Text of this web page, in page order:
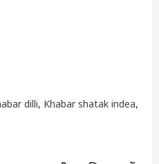
dilli, Khabar shatak indea,